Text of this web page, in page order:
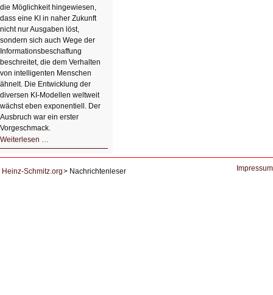
die Möglichkeit hingewiesen,
dass eine KI in naher Zukunft
nicht nur Ausgaben löst,
sondern sich auch Wege der
Informationsbeschaffung
beschreitet, die dem Verhalten
von intelligenten Menschen
ähnelt. Die Entwicklung der
diversen KI-Modellen weltweit
wächst eben exponentiell. Der
Ausbruch war ein erster
Vorgeschmack.
Weiterlesen …
Der
KI
Heinz-Schmitz.org Nachrichtenleser Impressum